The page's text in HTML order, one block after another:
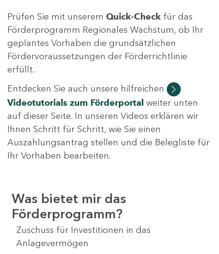
Prüfen Sie mit unserem Quick-Check für das
Förderprogramm Regionales Wachstum, ob Ihr
geplantes Vorhaben die grundsätzlichen
Fördervoraussetzungen der Förderrichtlinie
erfüllt.
Entdecken Sie auch unsere hilfreichen
Videotutorials zum Förderportal weiter unten
auf dieser Seite. In unseren Videos erklären wir
Ihnen Schritt für Schritt, wie Sie einen
Auszahlungsantrag stellen und die Belegliste für
Ihr Vorhaben bearbeiten.
Was bietet mir das
Förderprogramm?
Zuschuss für Investitionen in das
Anlagevermögen